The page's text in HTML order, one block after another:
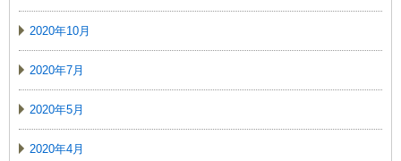
2020年10月
2020年7月
2020年5月
2020年4月